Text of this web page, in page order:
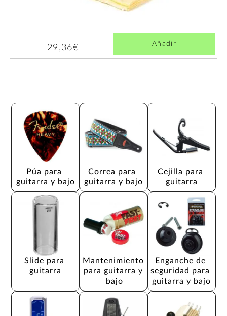
29,36€ Añadir
Púa para
guitarra y bajo
Correa para
guitarra y bajo
Cejilla para
guitarra
Slide para
guitarra
Mantenimiento
para guitarra y
bajo
Enganche de
seguridad para
guitarra y bajo